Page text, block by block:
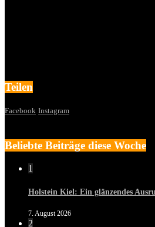
Teilen
Facebook Instagram
Beliebte Beiträge diese Woche
1
Holstein Kiel: Ein glänzendes
7. August 2026
2